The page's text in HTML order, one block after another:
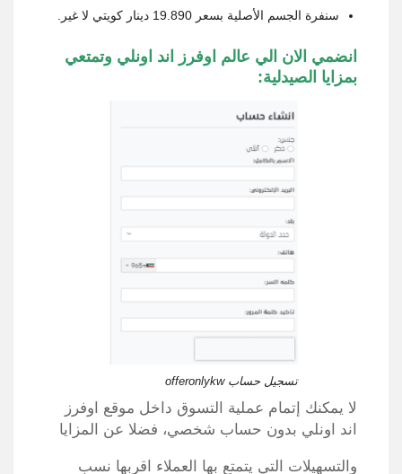
سنفرة الجسم الأصلية بسعر 19.890 دينار كويتي لا غير.
انضمي الان الي عالم اوفرز اند اونلي وتمتعي
بمزايا الصيدلية:
تسجيل حساب offeronlykw
لا يمكنك إتمام عملية التسوق داخل موقع اوفرز
اند اونلي بدون حساب شخصي، فضلا عن المزايا
والتسهيلات التي يتمتع بها العملاء اقربها نسب